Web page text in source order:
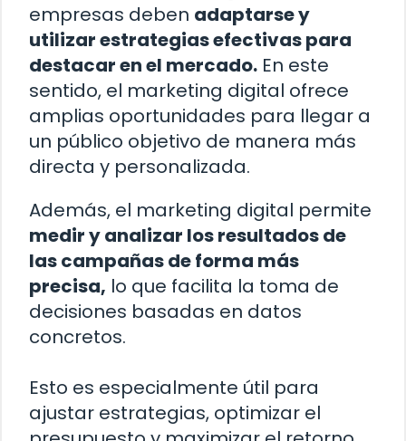
empresas deben adaptarse y
utilizar estrategias efectivas para
destacar en el mercado. En este
sentido, el marketing digital ofrece
amplias oportunidades para llegar a
un público objetivo de manera más
directa y personalizada.
Además, el marketing digital permite
medir y analizar los resultados de
las campañas de forma más
precisa, lo que facilita la toma de
decisiones basadas en datos
concretos.
Esto es especialmente útil para
ajustar estrategias, optimizar el